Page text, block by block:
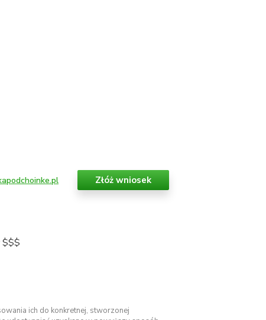
Złóż wniosek
$$$
ich do konkretnej, stworzonej